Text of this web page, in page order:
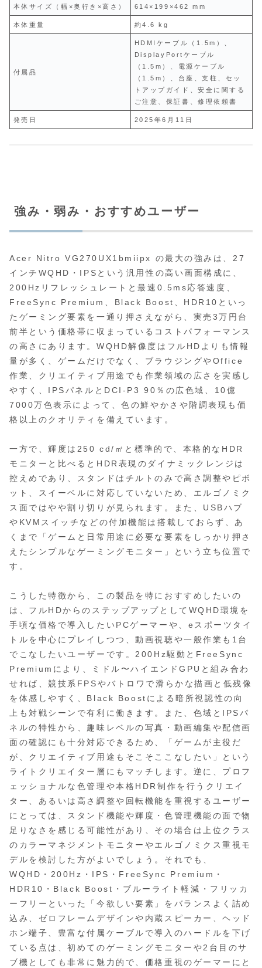
本体サイズ（幅×奥行き×高さ） 614×199×462 mm
本体重量 約4.6 kg
付属品
HDMIケーブル（1.5m）、
DisplayPortケーブル
（1.5m）、電源ケーブル
（1.5m）、台座、支柱、セッ
トアップガイド、安全に関する
ご注意、保証書、修理依頼書
発売日 2025年6月11日
強み・弱み・おすすめユーザー
Acer Nitro VG270UX1bmiipx の最大の強みは、27
インチWQHD・IPSという汎用性の高い画面構成に、
200Hzリフレッシュレートと最速0.5ms応答速度、
FreeSync Premium、Black Boost、HDR10といっ
たゲーミング要素を一通り押さえながら、実売3万円台
前半という価格帯に収まっているコストパフォーマンス
の高さにあります。WQHD解像度はフルHDよりも情報
量が多く、ゲームだけでなく、ブラウジングやOffice
作業、クリエイティブ用途でも作業領域の広さを実感し
やすく、IPSパネルとDCI-P3 90％の広色域、10億
7000万色表示によって、色の鮮やかさや階調表現も価
格以上のクオリティを備えています。
一方で、輝度は250 cd/㎡と標準的で、本格的なHDR
モニターと比べるとHDR表現のダイナミックレンジは
控えめであり、スタンドはチルトのみで高さ調整やピボ
ット、スイーベルに対応していないため、エルゴノミク
ス面ではやや割り切りが見られます。また、USBハブ
やKVMスイッチなどの付加機能は搭載しておらず、あ
くまで「ゲームと日常用途に必要な要素をしっかり押さ
えたシンプルなゲーミングモニター」という立ち位置で
す。
こうした特徴から、この製品を特におすすめしたいの
は、フルHDからのステップアップとしてWQHD環境を
手頃な価格で導入したいPCゲーマーや、eスポーツタイ
トルを中心にプレイしつつ、動画視聴や一般作業も1台
でこなしたいユーザーです。200Hz駆動とFreeSync
Premiumにより、ミドル〜ハイエンドGPUと組み合わ
せれば、競技系FPSやバトロワで滑らかな描画と低残像
を体感しやすく、Black Boostによる暗所視認性の向
上も対戦シーンで有利に働きます。また、色域とIPSパ
ネルの特性から、趣味レベルの写真・動画編集や配信画
面の確認にも十分対応できるため、「ゲームが主役だ
が、クリエイティブ用途もそこそここなしたい」という
ライトクリエイター層にもマッチします。逆に、プロフ
ェッショナルな色管理や本格HDR制作を行うクリエイ
ター、あるいは高さ調整や回転機能を重視するユーザー
にとっては、スタンド機能や輝度・色管理機能の面で物
足りなさを感じる可能性があり、その場合は上位クラス
のカラーマネジメントモニターやエルゴノミクス重視モ
デルを検討した方がよいでしょう。それでも、
WQHD・200Hz・IPS・FreeSync Premium・
HDR10・Black Boost・ブルーライト軽減・フリッカ
ーフリーといった「今欲しい要素」をバランスよく詰め
込み、ゼロフレームデザインや内蔵スピーカー、ヘッド
ホン端子、豊富な付属ケーブルで導入のハードルを下げ
ている点は、初めてのゲーミングモニターや2台目のサ
ブ機としても非常に魅力的で、価格重視のゲーマーにと